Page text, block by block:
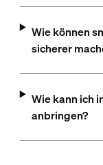
Wie können
sicherer
Wie kann ich
anbringen?